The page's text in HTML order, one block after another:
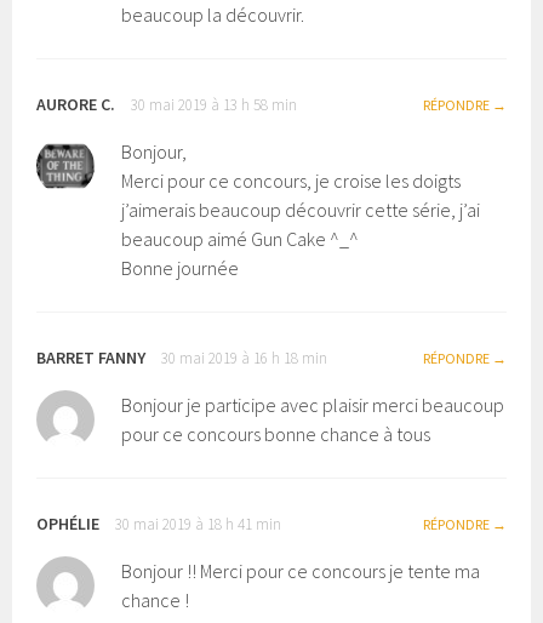
beaucoup la découvrir.
AURORE C. 30 mai 2019 à 13 h 58 min RÉPONDRE
Bonjour,
Merci pour ce concours, je croise les doigts
j’aimerais beaucoup découvrir cette série, j’ai
beaucoup aimé Gun Cake ^_^
Bonne journée
BARRET FANNY 30 mai 2019 à 16 h 18 min RÉPONDRE
Bonjour je participe avec plaisir merci beaucoup
pour ce concours bonne chance à tous
OPHÉLIE 30 mai 2019 à 18 h 41 min RÉPONDRE
Bonjour !! Merci pour ce concours je tente ma
chance !